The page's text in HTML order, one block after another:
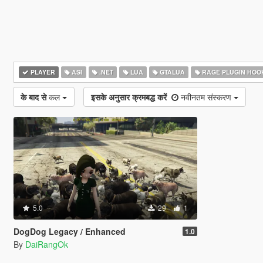
PLAYER ASI .NET LUA GTALUA RAGE PLUGIN
के बाद से कल इसके अनुसार क्रमबद्ध करें नवीनतम संस्करण
5.0 29 1
DogDog Legacy / Enhanced 1.0
By DaiRangOk